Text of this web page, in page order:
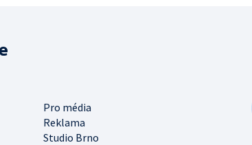
Pro média
Reklama
Studio Brno